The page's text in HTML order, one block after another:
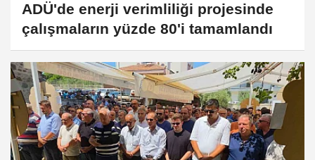
ADÜ'de enerji verimliliği projesinde
çalışmaların yüzde 80'i tamamlandı